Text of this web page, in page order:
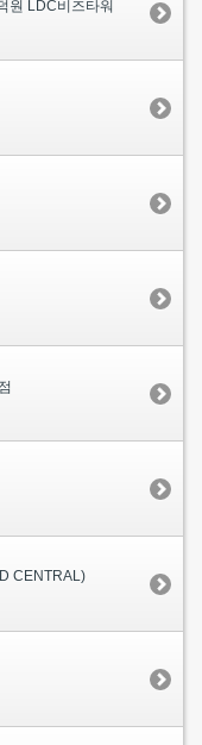
원 LDC비즈타워
CENTRAL)